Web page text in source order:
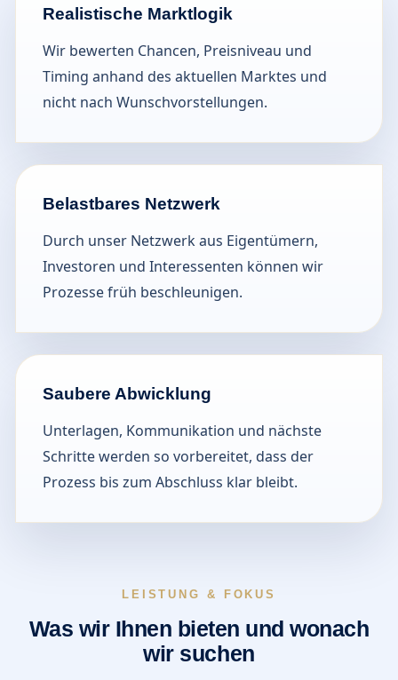
Realistische Marktlogik
Wir bewerten Chancen, Preisniveau und
Timing anhand des aktuellen Marktes und
nicht nach Wunschvorstellungen.
Belastbares Netzwerk
Durch unser Netzwerk aus Eigentümern,
Investoren und Interessenten können wir
Prozesse früh beschleunigen.
Saubere Abwicklung
Unterlagen, Kommunikation und nächste
Schritte werden so vorbereitet, dass der
Prozess bis zum Abschluss klar bleibt.
LEISTUNG & FOKUS
Was wir Ihnen bieten und wonach
wir suchen